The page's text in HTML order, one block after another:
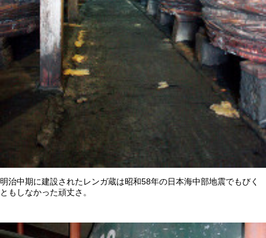
明治中期に建設されたレンガ蔵は昭和58年の日本海中部地震でもびく
ともしなかった頑丈さ。